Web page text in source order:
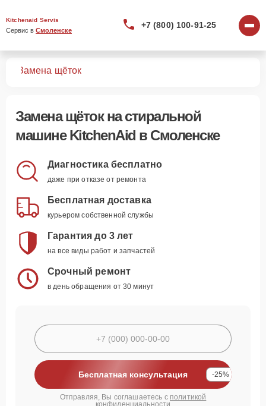
Kitchenaid Servis
Сервис в Смоленске
+7 (800) 100-91-25
Замена щёток
Замена щётокна стиральной
машине KitchenAid в Смоленске
Диагностика бесплатно
даже при отказе от ремонта
Бесплатная доставка
курьером собственной службы
Гарантия до 3 лет
на все виды работ и запчастей
Срочный ремонт
в день обращения от 30 минут
Бесплатная консультация -25%
Отправляя, Вы соглашаетесь с политикой
конфиденциальности